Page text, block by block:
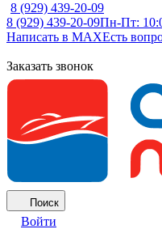
8 (929) 439-20-09
8 (929) 439-20-09Пн-Пт:
Написать в MAXЕсть
Заказать звонок
Поиск
Войти